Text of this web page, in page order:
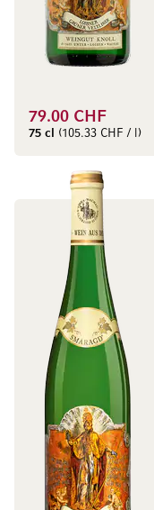
79.00 CHF
75 cl (105.33 CHF / l)